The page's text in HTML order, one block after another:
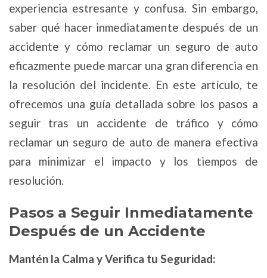
experiencia estresante y confusa. Sin embargo,
saber qué hacer inmediatamente después de un
accidente y cómo reclamar un seguro de auto
eficazmente puede marcar una gran diferencia en
la resolución del incidente. En este artículo, te
ofrecemos una guía detallada sobre los pasos a
seguir tras un accidente de tráfico y cómo
reclamar un seguro de auto de manera efectiva
para minimizar el impacto y los tiempos de
resolución.
Pasos a Seguir Inmediatamente
Después de un Accidente
Mantén la Calma y Verifica tu Seguridad: